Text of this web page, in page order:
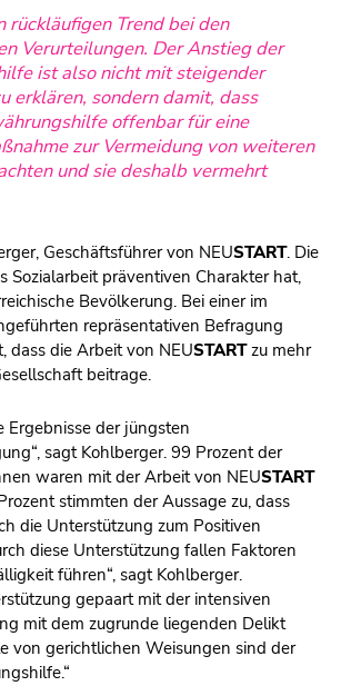
rückläufigen Trend bei den
Verurteilungen. Der Anstieg der
ist also nicht mit steigender
erklären, sondern damit, dass
offenbar für eine
zur Vermeidung von weiteren
und sie deshalb vermehrt
Geschäftsführer von NEUSTART. Die
Sozialarbeit präventiven Charakter hat,
Bevölkerung. Bei einer im
repräsentativen Befragung
dass die Arbeit von NEUSTARTzu mehr
beitrage.
Ergebnisse der jüngsten
sagt Kohlberger. 99 Prozent der
waren mit der Arbeit von NEUSTART
stimmten der Aussage zu, dass
die Unterstützung zum Positiven
diese Unterstützung fallen Faktoren
führen“, sagt Kohlberger.
gepaart mit der intensiven
mit dem zugrunde liegenden Delikt
von gerichtlichen Weisungen sind der